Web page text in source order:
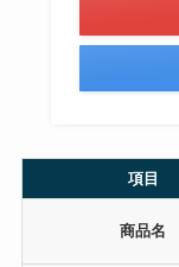
項目
商品名